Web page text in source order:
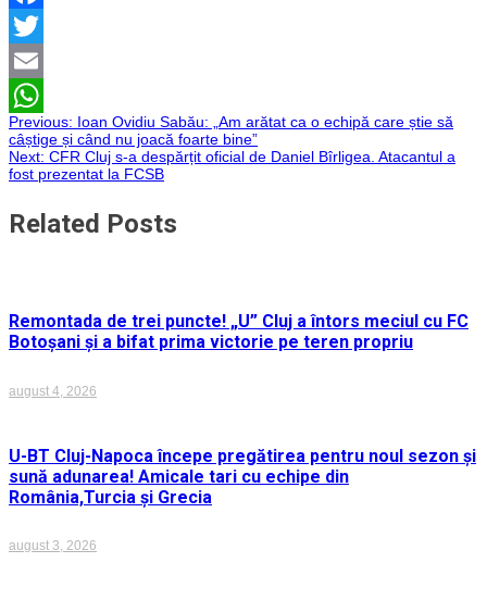
Facebook
Twitter
Email
WhatsApp
Navigare
în
articole
Previous: Ioan Ovidiu Sabău: „Am arătat ca o echipă care știe să
câștige și când nu joacă foarte bine”
Next: CFR Cluj s-a despărțit oficial de Daniel Bîrligea. Atacantul a
fost prezentat la FCSB
Related Posts
Remontada de trei puncte! „U” Cluj a întors meciul cu FC
Botoșani și a bifat prima victorie pe teren propriu
august 4, 2026
U-BT Cluj-Napoca începe pregătirea pentru noul sezon și
sună adunarea! Amicale tari cu echipe din
România,Turcia și Grecia
august 3, 2026